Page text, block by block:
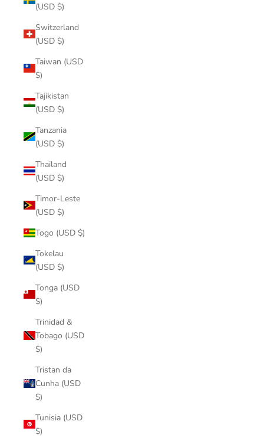
(USD $)
Switzerland
(USD $)
Taiwan (USD
$)
Tajikistan
(USD $)
Tanzania
(USD $)
Thailand
(USD $)
Timor-Leste
(USD $)
Togo (USD $)
Tokelau
(USD $)
Tonga (USD
$)
Trinidad &
Tobago (USD
$)
Tristan da
Cunha (USD
$)
Tunisia (USD
$)